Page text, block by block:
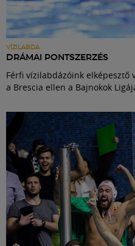
VÍZILABDA
DRÁMAI PONTSZERZÉS
Férfi vízilabdázóink
a Brescia ellen a Bajnokok
Shop
Közösség
Múzeum
English